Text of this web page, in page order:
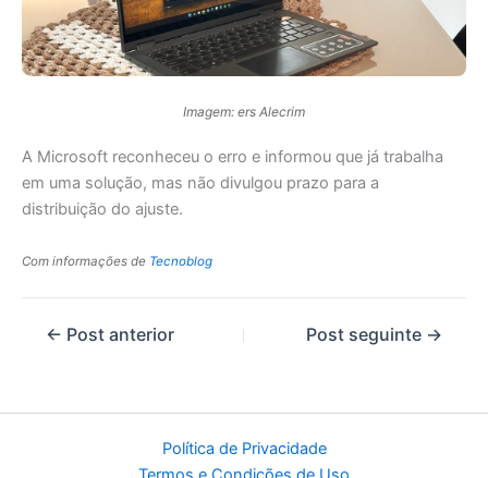
Imagem: ers Alecrim
A Microsoft reconheceu o erro e informou que já trabalha
em uma solução, mas não divulgou prazo para a
distribuição do ajuste.
Com informações de Tecnoblog
← Post anterior Post seguinte →
Política de Privacidade